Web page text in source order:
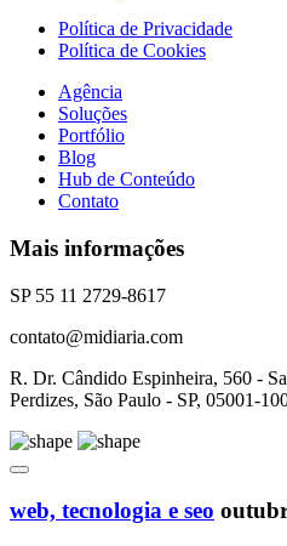
Política de Privacidade
Política de Cookies
Agência
Soluções
Portfólio
Blog
Hub de Conteúdo
Contato
Mais informações
SP 55 11 2729-8617
contato@midiaria.com
R. Dr. Cândido Espinheira, 560 -
Perdizes, São Paulo - SP, 05001-
web, tecnologia e seo